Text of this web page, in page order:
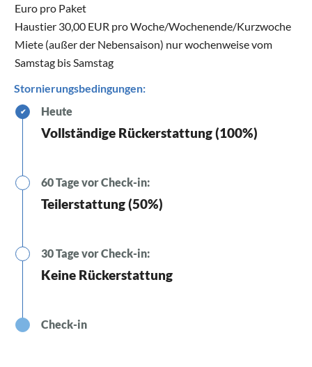
Euro pro Paket
Haustier 30,00 EUR pro Woche/Wochenende/Kurzwoche
Miete (außer der Nebensaison) nur wochenweise vom
Samstag bis Samstag
Stornierungsbedingungen:
✔ Heute
Vollständige Rückerstattung (100%)
60 Tage vor Check-in:
Teilerstattung (50%)
30 Tage vor Check-in:
Keine Rückerstattung
Check-in